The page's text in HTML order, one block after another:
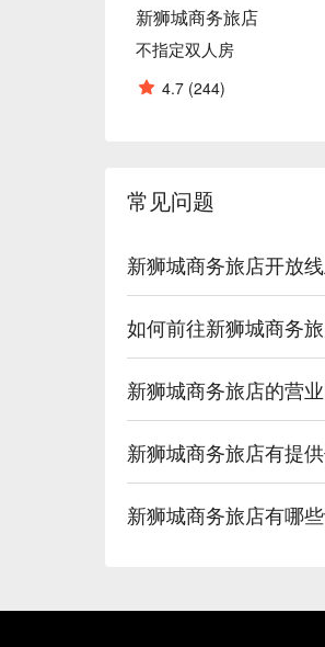
新狮城商务旅店
不指定双人房
4.7 (244)
常见问题
新狮城商务旅店开放
如何前往新狮城商务旅
新狮城商务旅店的营
新狮城商务旅店有提
新狮城商务旅店有哪